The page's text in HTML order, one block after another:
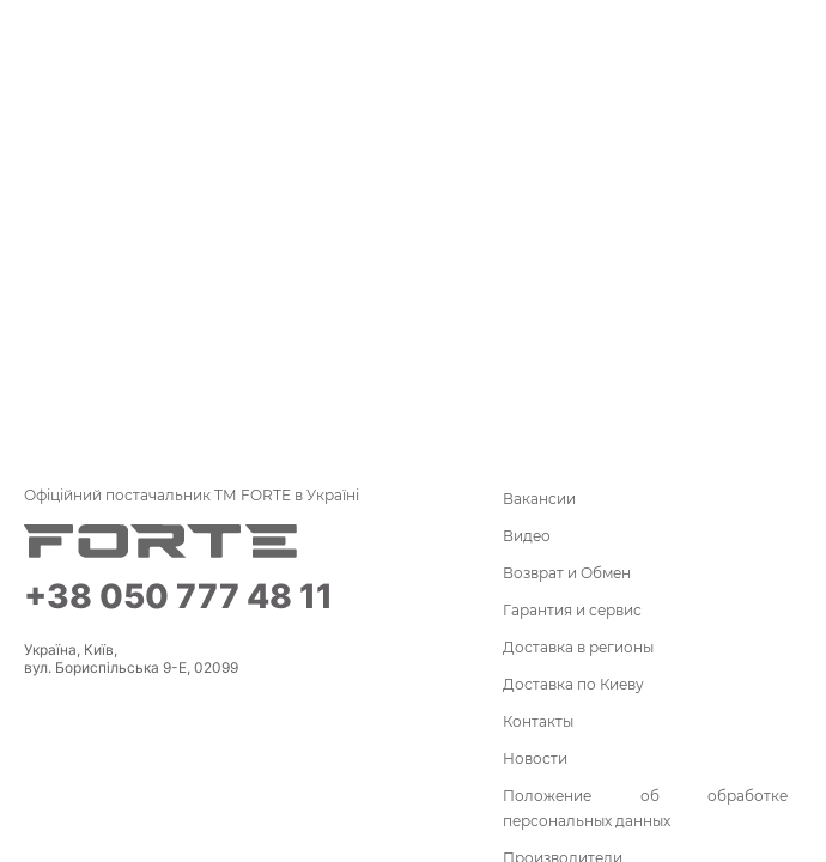
Офіційний постачальник ТМ FORTE в Україні
+38 050 777 48 11
Україна, Київ,
вул. Бориспільська 9-Е, 02099
Вакансии
Видео
Возврат и Обмен
Гарантия и сервис
Доставка в регионы
Доставка по Киеву
Контакты
Новости
Положение об обработке
персональных данных
Производители